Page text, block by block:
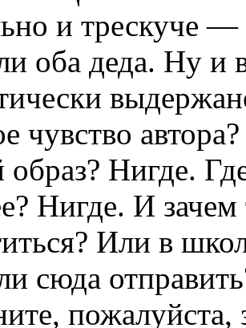
и трескуче
оба деда. Ну и
чувство
образ? Нигде.
Нигде. И
Или в
сюда